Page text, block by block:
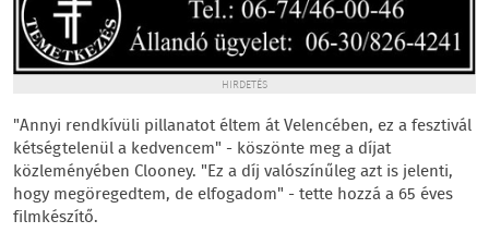
HIRDETÉS
"Annyi rendkívüli pillanatot éltem át Velencében, ez a fesztivál
kétségtelenül a kedvencem" - köszönte meg a díjat
közleményében Clooney. "Ez a díj valószínűleg azt is jelenti,
hogy megöregedtem, de elfogadom" - tette hozzá a 65 éves
filmkészítő.